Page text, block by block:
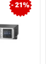
- 21%